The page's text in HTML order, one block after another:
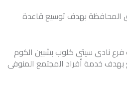
المحافظة بهدف توسيع قاعدة
فرع نادى سيتى كلوب بشبين الكوم
خدمة أفراد المجتمع المنوفى